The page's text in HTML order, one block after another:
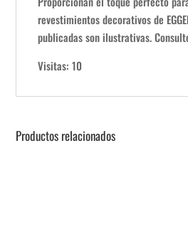
revestimientos decorativos de
publicadas son ilustrativas.
Visitas: 10
Productos relacionados